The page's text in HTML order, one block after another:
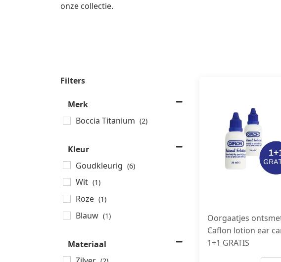
onze collectie.
Filters
Merk
Boccia Titanium (2)
Kleur
Goudkleurig (6)
Wit (1)
Roze (1)
Blauw (1)
Materiaal
Oorgaatjes
Caflon lotion ear
1+1 GRATIS